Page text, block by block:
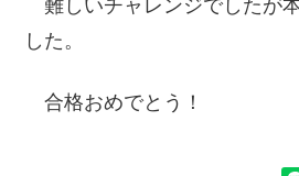
難しいチャレンジでしたが
した。
合格おめでとう！